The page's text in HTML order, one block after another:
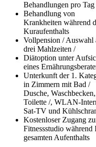
Behandlungen pro Tag
Behandlung von
Krankheiten während
Kuraufenthalts
Vollpension / Auswahl
drei Mahlzeiten /
Diätoption unter
eines
Unterkunft der 1.
in Zimmern mit Bad /
Dusche, Waschbecken,
Toilette /, WLAN-
Sat-TV und
Kostenloser Zugang
Fitnessstudio während
gesamten Aufenthalts